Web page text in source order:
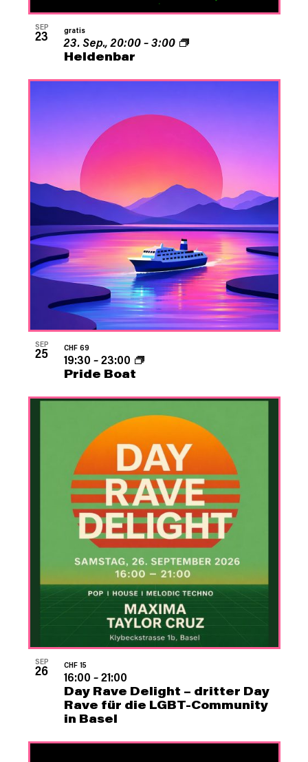
SEP
23
Heldenbar
23. Sep., 20:00–3:00
gratis
SEP
25
Pride Boat
19:30 –23:00
CHF 69
SEP
26
Day Rave Delight – dritter Day
Rave für die LGBT-Community
in Basel
16:00 –21:00
CHF 15